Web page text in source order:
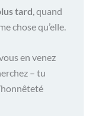
tard , quand
chose qu’elle.
en venez
– tu